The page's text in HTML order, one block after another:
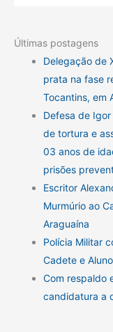
Últimas postagens
Delegação de
prata na fase
Tocantins, em
Defesa de
de tortura e
03 anos de
prisões
Escritor
Murmúrio ao
Araguaína
Polícia Militar
Cadete e
Com respaldo
candidatura a